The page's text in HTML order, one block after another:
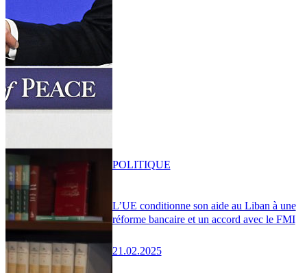
L’UE conditionne son aide au Liban à une
réforme bancaire et un accord avec le FMI
21.02.2025
POLITIQUE